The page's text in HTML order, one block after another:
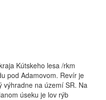
Kútskeho lesa /rkm
pod Adamovom. Revír je
výhradne na území SR. Na
úseku je lov rýb